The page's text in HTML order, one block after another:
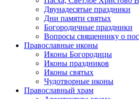
Двунадесятые праздники
Дни памяти святых
Богородичные праздники
Вопросы священнику о
Православные иконы
Иконы Богородицы
Иконы праздников
Иконы святых
Чудотворные иконы
Православный храм